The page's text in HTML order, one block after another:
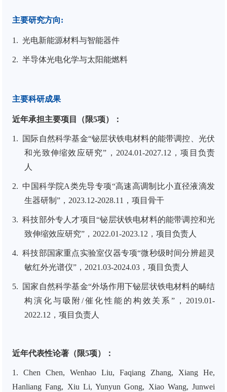
主要研究方向:
1. 光电新能源材料与智能器件
2. 半导体光电化学与太阳能燃料
主要科研成果
近年承担主要项目（限5项）：
1.
国际自然科学基金“铋层状铁电材料的能带调控、光伏
和光致伸缩效应研究”，2024.01-2027.12，项目负责
人
2. 中国科学院A类先导专项“高速高调制比小直径液滴发
生器研制”，2023.12-2028.11，项目骨干
3. 科技部外专人才项目“铋层状铁电材料的能带调控和光
致伸缩效应研究”，2022.01-2023.12，项目负责人
4. 科技部国家重点实验室仪器专项“微秒级时间分辨超灵
敏红外光谱仪”， 2021.03-2024.03，项目负责人
5. 国家自然科学基金“外场作用下铋层状铁电材料的畴结
构演化与吸附/催化性能的构效关系”，2019.01-
2022.12，项目负责人
近年代表性论著（限5项）：
1. Chen Chen, Wenhao Liu, Faqiang Zhang, Xiang He,
Hanliang Fang, Xiu Li, Yunyun Gong, Xiao Wang, Junwei